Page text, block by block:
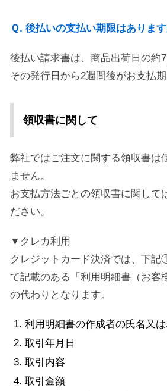
Ｑ. 後払いの支払い期限はあります
後払い請求書は、商品出荷日の約7
その発行日から2週間後がお支払期
領収書に関して
弊社ではご注文に関する領収書は
ません。
お支払方法ごとの領収書に関して
ださい。
▼クレカ利用
クレジットカード決済では、下
て記載のある「利用明細書（お客
の代わりとなります。
利用明細書の作成者の氏名又
取引年月日
取引内容
取引金額